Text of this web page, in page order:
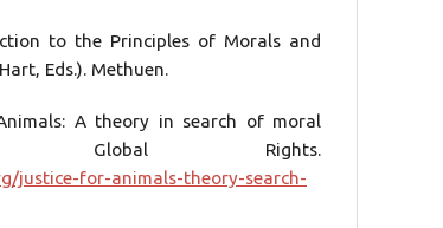
to the Principles of Morals and
Eds.). Methuen.
A theory in search of moral
Global Rights.
justice-for-animals-theory-search-